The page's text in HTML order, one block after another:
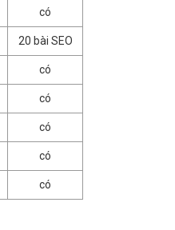
có
20 bài SEO
có
có
có
có
có